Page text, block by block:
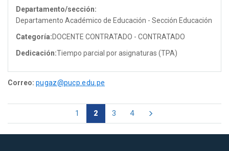
Departamento/sección:
Departamento Académico de Educación - Sección Educación
Categoría:DOCENTE CONTRATADO - CONTRATADO
Dedicación:Tiempo parcial por asignaturas (TPA)
Correo: pugaz@pucp.edu.pe
1 2 3 4